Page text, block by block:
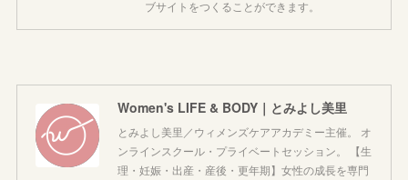
ブサイトをつくることができます。
Women's LIFE & BODY｜とみよし美里
とみよし美里／ウィメンズケアアカデミー主催。 オ
ンラインスクール・プライベートセッション。 【生
理・妊娠・出産・産後・更年期】女性の成長を専門